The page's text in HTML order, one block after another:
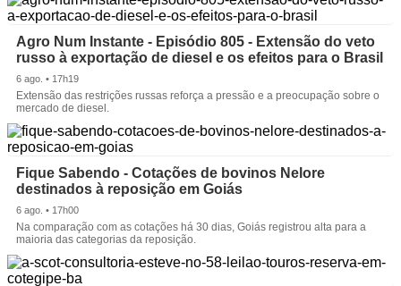
Agro Num Instante - Episódio 805 - Extensão do veto
russo à exportação de diesel e os efeitos para o Brasil
6 ago. • 17h19
Extensão das restrições russas reforça a pressão e a preocupação sobre o
mercado de diesel.
Fique Sabendo - Cotações de bovinos Nelore
destinados à reposição em Goiás
6 ago. • 17h00
Na comparação com as cotações há 30 dias, Goiás registrou alta para a
maioria das categorias da reposição.